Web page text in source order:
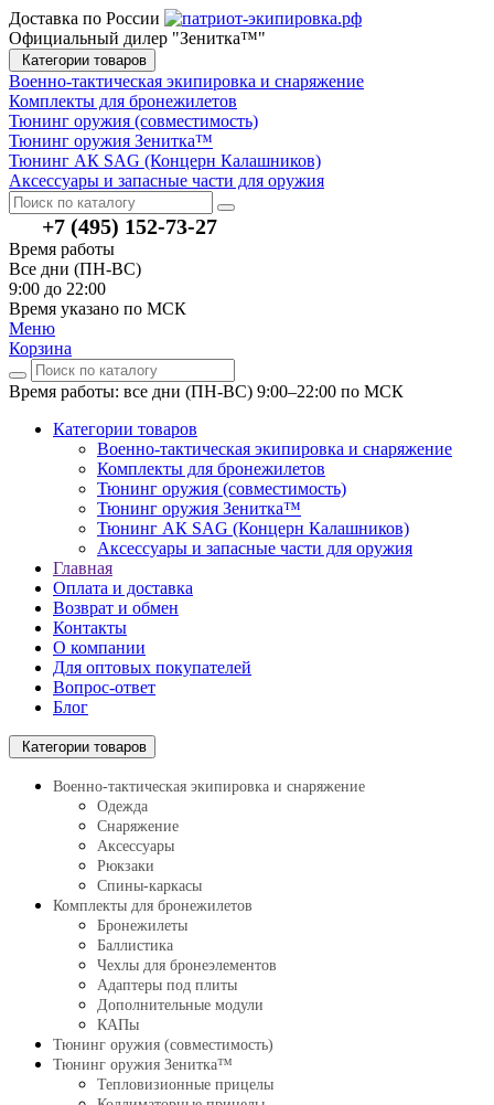
Доставка по России
Официальный дилер "Зенитка™"
Категории товаров
Военно-тактическая экипировка и снаряжение
Комплекты для бронежилетов
Тюнинг оружия (совместимость)
Тюнинг оружия Зенитка™
Тюнинг АК SAG (Концерн Калашников)
Аксессуары и запасные части для оружия
+7 (495) 152-73-27
Время работы
Все дни (ПН-ВС)
9:00 до 22:00
Время указано по МСК
Меню
Корзина
Время работы: все дни (ПН-ВС) 9:00–22:00 по МСК
Категории товаров
Военно-тактическая экипировка и снаряжение
Комплекты для бронежилетов
Тюнинг оружия (совместимость)
Тюнинг оружия Зенитка™
Тюнинг АК SAG (Концерн Калашников)
Аксессуары и запасные части для оружия
Главная
Оплата и доставка
Возврат и обмен
Контакты
О компании
Для оптовых покупателей
Вопрос-ответ
Блог
Категории товаров
Военно-тактическая экипировка и снаряжение
Одежда
Снаряжение
Аксессуары
Рюкзаки
Спины-каркасы
Комплекты для бронежилетов
Бронежилеты
Баллистика
Чехлы для бронеэлементов
Адаптеры под плиты
Дополнительные модули
КАПы
Тюнинг оружия (совместимость)
Тюнинг оружия Зенитка™
Тепловизионные прицелы